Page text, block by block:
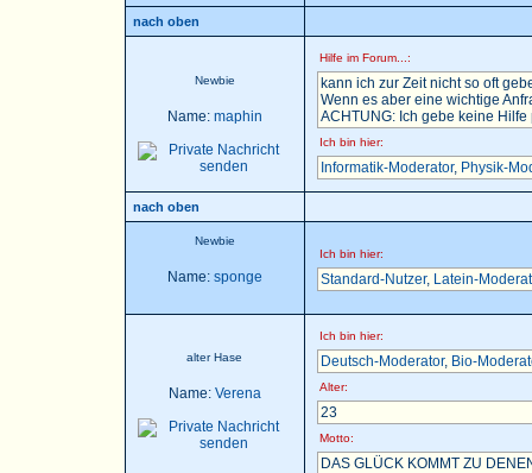
nach oben
Newbie
Name: maphin
Hilfe im Forum...:
kann ich zur Zeit nicht so oft
Wenn es aber eine wichtige
ACHTUNG: Ich gebe keine
Ich bin hier:
Informatik-Moderator, Physik-
nach oben
Newbie
Name: sponge
Ich bin hier:
Standard-Nutzer, Latein-
alter Hase
Name: Verena
Ich bin hier:
Deutsch-Moderator, Bio-
Alter:
23
Motto:
DAS GLÜCK KOMMT ZU